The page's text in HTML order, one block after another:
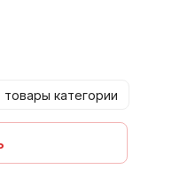
товары категории